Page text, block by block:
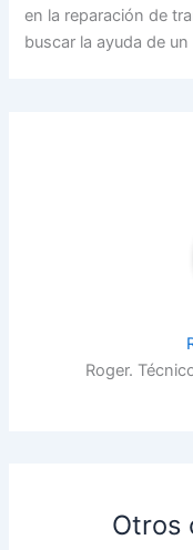
en la reparación de
buscar la ayuda de
Roger.
Otros